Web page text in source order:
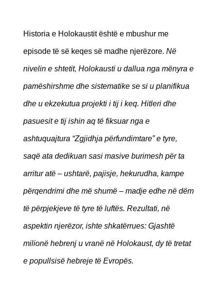
Historia e Holokaustit është e mbushur me
episode të së keqes së madhe njerëzore. Në
nivelin e shtetit, Holokausti u dallua nga mënyra e
pamëshirshme dhe sistematike se si u planifikua
dhe u ekzekutua projekti i tij i keq. Hitleri dhe
pasuesit e tij ishin aq të fiksuar nga e
ashtuquajtura “Zgjidhja përfundimtare” e tyre,
saqë ata dedikuan sasi masive burimesh për ta
arritur atë – ushtarë, pajisje, hekurudha, kampe
përqendrimi dhe më shumë – madje edhe në dëm
të përpjekjeve të tyre të luftës. Rezultati, në
aspektin njerëzor, ishte shkatërrues: Gjashtë
milionë hebrenj u vranë në Holokaust, dy të tretat
e popullsisë hebreje të Evropës.